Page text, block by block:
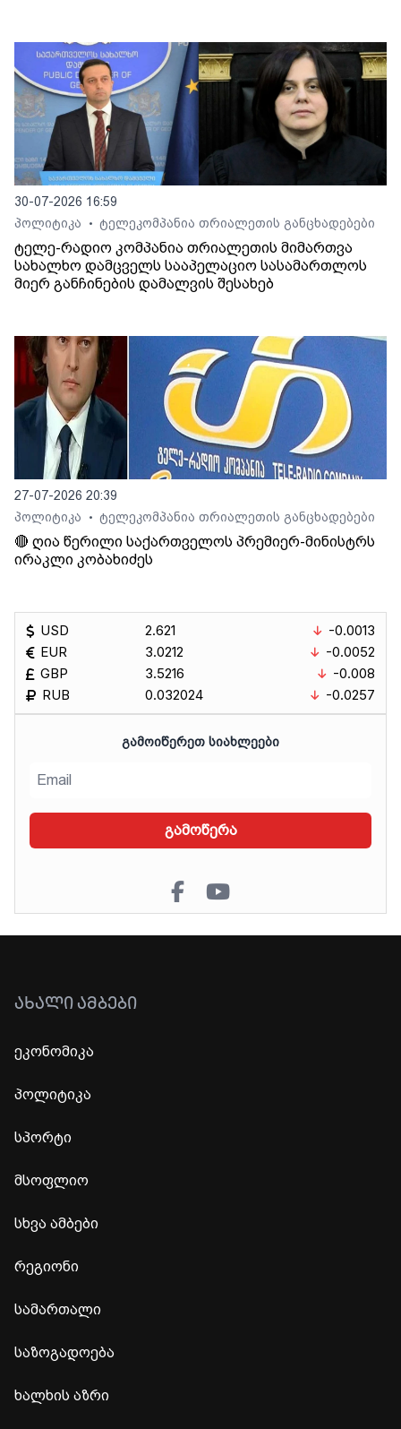
30-07-2026 16:59
პოლიტიკა
• ტელეკომპანია თრიალეთის განცხადებები
ტელე-რადიო კომპანია თრიალეთის მიმართვა
სახალხო დამცველს სააპელაციო სასამართლოს
მიერ განჩინების დამალვის შესახებ
27-07-2026 20:39
პოლიტიკა
• ტელეკომპანია თრიალეთის განცხადებები
🔴 ღია წერილი საქართველოს პრემიერ-მინისტრს
ირაკლი კობახიძეს
USD
EUR
GBP
RUB
2.621
3.0212
3.5216
0.032024
-0.0013
-0.0052
-0.008
-0.0257
ᲒᲐᲛᲝᲘᲬᲔᲠᲔᲗ ᲡᲘᲐᲮᲚᲔᲔᲑᲘ
გამოწერა
ᲐᲮᲐᲚᲘ ᲐᲛᲑᲔᲑᲘ
ეკონომიკა
პოლიტიკა
სპორტი
მსოფლიო
სხვა ამბები
რეგიონი
სამართალი
საზოგადოება
ხალხის აზრი